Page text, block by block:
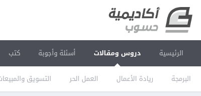
الرئيسية دروس ومقالات
البرمجة ريادة الأعمال العمل الحر التسويق
أسئلة وأجوبة كتب